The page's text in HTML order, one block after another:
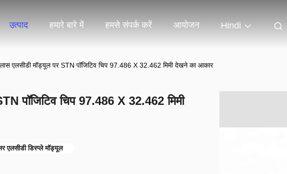
उत्पाद हमारे बारे में हमसे संपर्क करें आयोजन Hindi
एलसीडी मॉड्यूल पर STN पॉजिटिव चिप 97.486 X 32.462 मिमी देखने का आकार
पॉजिटिव चिप 97.486 X 32.462 मिमी
एलसीडी डिस्प्ले मॉड्यूल